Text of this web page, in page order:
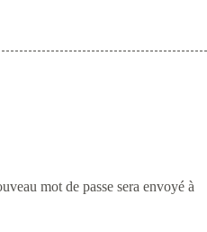
mot de passe sera envoyé à